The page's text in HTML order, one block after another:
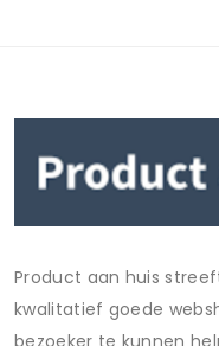
Product aan huis
kwalitatief goede
bezoeker te kunnen